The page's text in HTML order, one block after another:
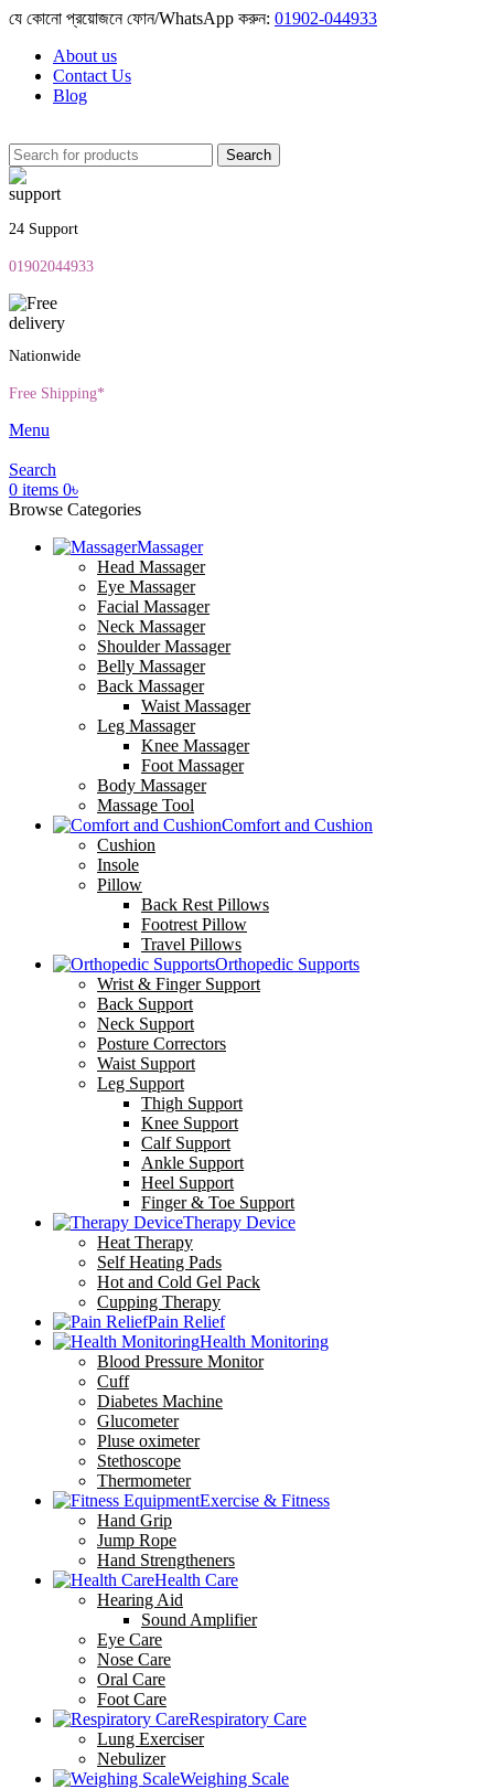
যে কোনো প্রয়োজনে ফোন/WhatsApp করুন: 01902-044933
About us
Contact Us
Blog
Search
24 Support
01902044933
Nationwide
Free Shipping*
Menu
Search
0 items 0৳
Browse Categories
Massager
Head Massager
Eye Massager
Facial Massager
Neck Massager
Shoulder Massager
Belly Massager
Back Massager
Waist Massager
Leg Massager
Knee Massager
Foot Massager
Body Massager
Massage Tool
Comfort and Cushion
Cushion
Insole
Pillow
Back Rest Pillows
Footrest Pillow
Travel Pillows
Orthopedic Supports
Wrist & Finger Support
Back Support
Neck Support
Posture Correctors
Waist Support
Leg Support
Thigh Support
Knee Support
Calf Support
Ankle Support
Heel Support
Finger & Toe Support
Therapy Device
Heat Therapy
Self Heating Pads
Hot and Cold Gel Pack
Cupping Therapy
Pain Relief
Health Monitoring
Blood Pressure Monitor
Cuff
Diabetes Machine
Glucometer
Pluse oximeter
Stethoscope
Thermometer
Exercise & Fitness
Hand Grip
Jump Rope
Hand Strengtheners
Health Care
Hearing Aid
Sound Amplifier
Eye Care
Nose Care
Oral Care
Foot Care
Respiratory Care
Lung Exerciser
Nebulizer
Weighing Scale